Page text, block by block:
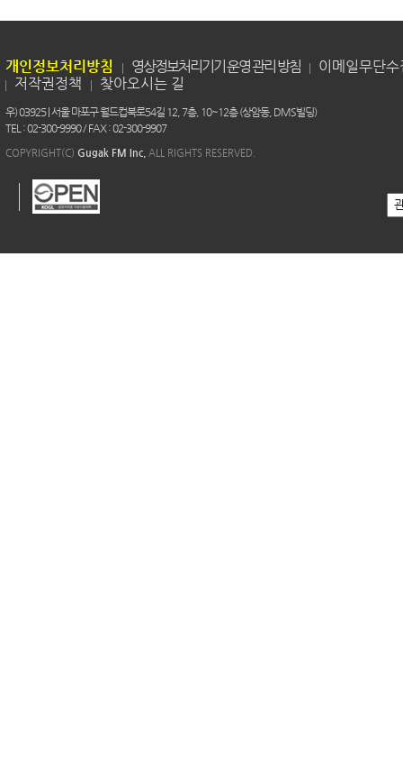
개인정보처리방침 영상정보처리기기 운영 관리 방침
이메일무단
저작권정책
찾아오시는 길
우) 03925 | 서울 마포구 월드컵북로54길 12, 7층, 10~12층 (상암동, DMS빌딩)
TEL : 02-300-9990 / FAX : 02-300-9907
COPYRIGHT(C) Gugak FM Inc. ALL RIGHTS RESERVED.